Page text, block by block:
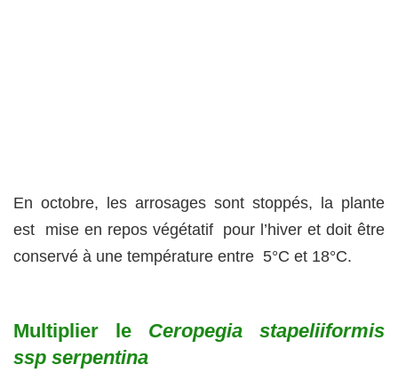
En octobre, les arrosages sont stoppés, la plante
est mise en repos végétatif pour l’hiver et doit être
conservé à une température entre 5°C et 18°C.
Multiplier le Ceropegia stapeliiformis
ssp serpentina